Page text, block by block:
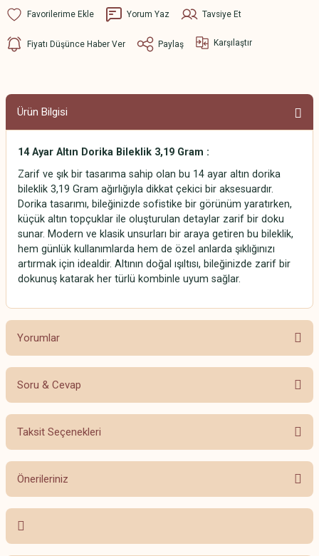
Yorum Yaz Tavsiye Et
Fiyatı Düşünce Haber Ver Paylaş Karşılaştır
Ürün Bilgisi
14 Ayar Altın Dorika Bileklik 3,19 Gram :
Zarif ve şık bir tasarıma sahip olan bu 14 ayar altın dorika
bileklik 3,19 Gram ağırlığıyla dikkat çekici bir aksesuardır.
Dorika tasarımı, bileğinizde sofistike bir görünüm yaratırken,
küçük altın topçuklar ile oluşturulan detaylar zarif bir doku
sunar. Modern ve klasik unsurları bir araya getiren bu bileklik,
hem günlük kullanımlarda hem de özel anlarda şıklığınızı
artırmak için idealdir. Altının doğal ışıltısı, bileğinizde zarif bir
dokunuş katarak her türlü kombinle uyum sağlar.
Yorumlar
Bu ürüne ilk yorumu siz yapın!
Soru & Cevap
Ürün hakkında henüz soru sorulmamış.
Taksit Seçenekleri
Önerileriniz
Bu ürünün fiyat bilgisi, resim, ürün açıklamalarında ve diğer konularda
yetersiz gördüğünüz noktaları öneri formunu kullanarak tarafımıza
iletebilirsiniz.